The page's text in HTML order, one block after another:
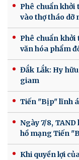
Phê chuẩn
vào thợ tháo dỡ
Phê chuẩn
văn hóa phẩm
Đắk Lắk: Hy
giam
Tiến "Bịp" lĩnh
Ngày 7/8,
hồ mạng Tiến
Khi quyền lợi